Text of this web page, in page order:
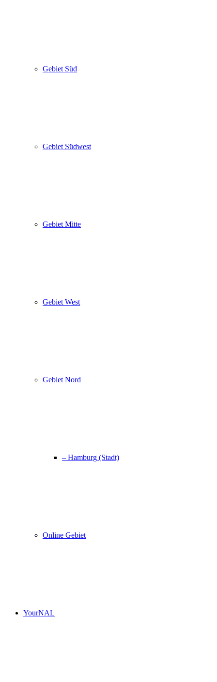
Gebiet Süd
Gebiet Südwest
Gebiet Mitte
Gebiet West
Gebiet Nord
– Hamburg (Stadt)
Online Gebiet
YourNAL